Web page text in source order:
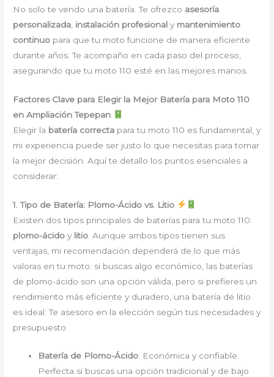
No solo te vendo una batería. Te ofrezco asesoría
personalizada instalación profesional y mantenimiento
continuo para que tu moto funcione de manera eficiente
durante años. Te acompaño en cada paso del proceso,
asegurando que tu moto 110 esté en las mejores manos.
Factores Clave para Elegir la Mejor Batería para Moto 110
en Ampliación Tepepan
Elegir la batería correcta para tu moto 110 es fundamental, y
mi experiencia puede ser justo lo que necesitas para tomar
la mejor decisión. Aquí te detallo los puntos esenciales a
considerar:
1. Tipo de Batería: Plomo-Ácido vs. Litio
Existen dos tipos principales de baterías para tu moto 110:
plomo-ácido y litio . Aunque ambos tipos tienen sus
ventajas, mi recomendación dependerá de lo que más
valoras en tu moto: si buscas algo económico, las baterías
de plomo-ácido son una opción válida, pero si prefieres un
rendimiento más eficiente y duradero, una batería de litio
es ideal. Te asesoro en la elección según tus necesidades y
presupuesto.
Batería de Plomo-Ácido: Económica y confiable.
Perfecta si buscas una opción tradicional y de bajo